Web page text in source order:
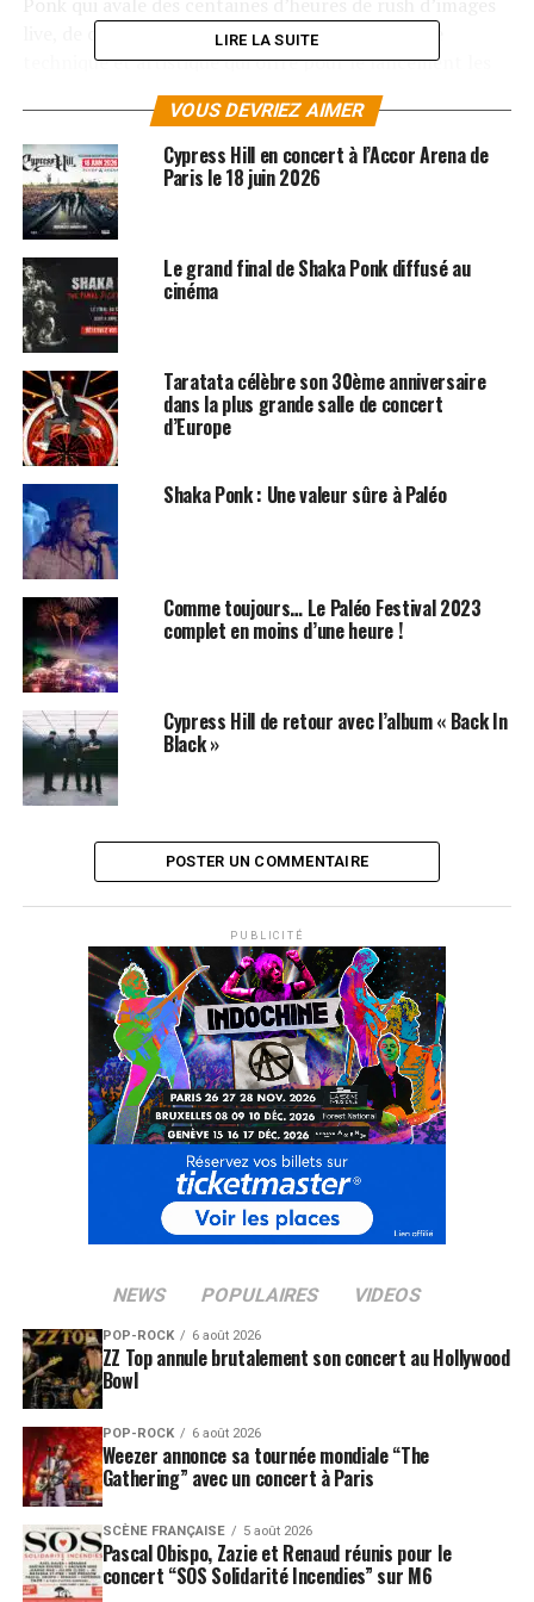
live, de clips post-produits à l’ère 2020. Prouesse
technique et artistique qui offre pour le lancement les
10 premiers épisodes.
LES ALBUMS DE SHAKA PONK SONT DISPONIBLES
ICI
SUJETS ASSOCIÉS:
LIRE LA SUITE
VOUS DEVRIEZ AIMER
Cypress Hill en concert à l’Accor Arena de
Paris le 18 juin 2026
Le grand final de Shaka Ponk diffusé au
cinéma
Taratata célèbre son 30ème anniversaire
dans la plus grande salle de concert
d’Europe
Shaka Ponk : Une valeur sûre à Paléo
Comme toujours… Le Paléo Festival 2023
complet en moins d’une heure !
Cypress Hill de retour avec l’album « Back In
Black »
POSTER UN COMMENTAIRE
PUBLICITÉ
NEWS POPULAIRES VIDEOS
POP-ROCK 6 août 2026
ZZ Top annule brutalement son concert au Hollywood
Bowl
POP-ROCK 6 août 2026
Weezer annonce sa tournée mondiale “The
Gathering” avec un concert à Paris
SCÈNE FRANÇAISE 5 août 2026
Pascal Obispo, Zazie et Renaud réunis pour le
concert “SOS Solidarité Incendies” sur M6